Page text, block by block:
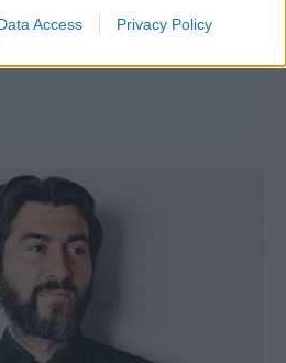
Access Privacy Policy